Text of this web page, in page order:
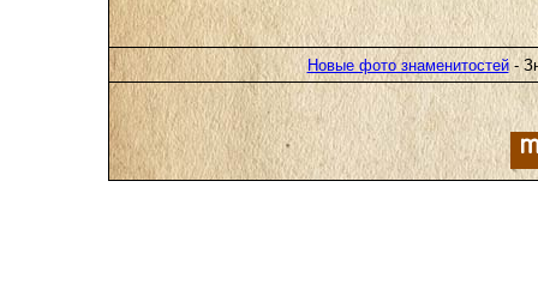
Новые фото знаменитостей-